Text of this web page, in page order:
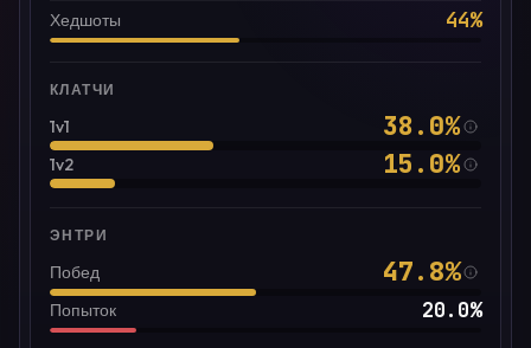
Хедшоты 44%
КЛАТЧИ
1v1 38.0%
1v2 15.0%
ЭНТРИ
Побед 47.8%
Попыток 20.0%